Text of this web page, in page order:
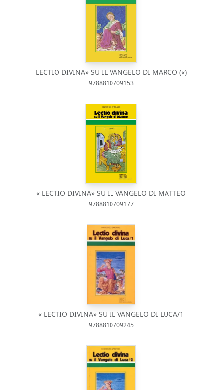
LECTIO DIVINA» SU IL VANGELO DI MARCO («)
9788810709153
« LECTIO DIVINA» SU IL VANGELO DI MATTEO
9788810709177
« LECTIO DIVINA» SU IL VANGELO DI LUCA/1
9788810709245